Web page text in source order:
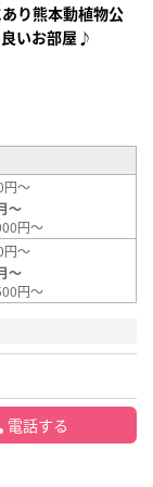
り熊本動植物公
いお部屋♪
円～
～
円～
円～
～
円～
電話する